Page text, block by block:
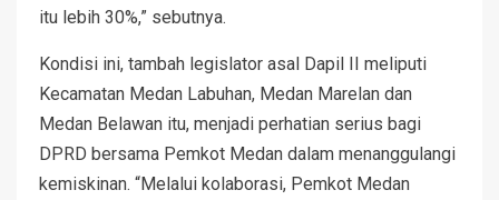
itu lebih 30%,” sebutnya.
Kondisi ini, tambah legislator asal Dapil II meliputi
Kecamatan Medan Labuhan, Medan Marelan dan
Medan Belawan itu, menjadi perhatian serius bagi
DPRD bersama Pemkot Medan dalam menanggulangi
kemiskinan. “Melalui kolaborasi, Pemkot Medan